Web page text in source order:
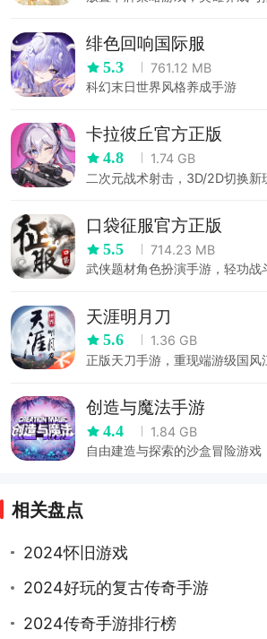
绯色回响国际服
5.3
761.12 MB
科幻末日世界风格养成手游
卡拉彼丘官方正版
4.8
1.74 GB
二次元战术射击，3D/2D切换新
口袋征服官方正版
5.5
714.23 MB
武侠题材角色扮演手游，轻功战
天涯明月刀
5.6
1.36 GB
正版天刀手游，重现端游级国风
创造与魔法手游
4.4
1.84 GB
自由建造与探索的沙盒冒险游戏
相关盘点
2024怀旧游戏
2024好玩的复古传奇手游
2024传奇手游排行榜